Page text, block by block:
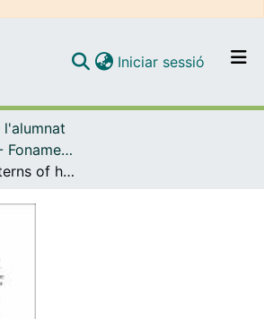
Navega per tot el DD
Com publicar
Iniciar sessió (current)
l'alumnat
Màster Oficial - Fonaments de la Ciència de Dades
Identifying patterns of human behavior: an analysis on experimental data of the Public Goods Game